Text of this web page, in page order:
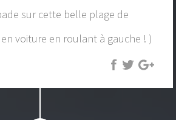
sur cette belle plage de
voiture en roulant à gauche ! )